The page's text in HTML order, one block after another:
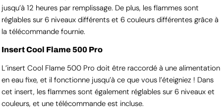
jusqu’à 12 heures par remplissage. De plus, les flammes sont
réglables sur 6 niveaux différents et 6 couleurs différentes grâce à
la télécommande fournie.
Insert Cool Flame 500 Pro
L’insert Cool Flame 500 Pro doit être raccordé à une alimentation
en eau fixe, et il fonctionne jusqu’à ce que vous l’éteigniez ! Dans
cet insert, les flammes sont également réglables sur 6 niveaux et
couleurs, et une télécommande est incluse.